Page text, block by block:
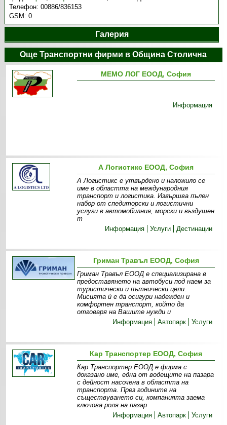
Телефон:00886/836153
GSM:0
Галерия
Още Транспортни фирми в Община Столична
МЕМО ЛОГ ЕООД, София
Информация
А Логистикс ЕООД, София
А Логистикс е утвърдено и наложило се
име в областта на международния
транспорт и логистика. Извършва пълен
набор от спедиторски и логистични
услуги в автомобилния, морски и въздушен
т
Информация
Услуги Дестинации
Гриман Травъл ЕООД, София
Гриман Травъл ЕООД е специализирана в
предоставянето на автобуси под наем за
туристически и пътнически цели.
Мисията ѝ е да осигури надежден и
комфортен транспорт, който да
отговаря на Вашите нужди и
Информация
Автопарк Услуги
Кар Транспортер ЕООД, София
Кар Транспортер ЕООД е фирма с
доказано име, една от водещите на пазара
с дейност насочена в областта на
транспорта. През годините на
съществуването си, компанията заема
ключова роля на пазар
Информация
Автопарк Услуги